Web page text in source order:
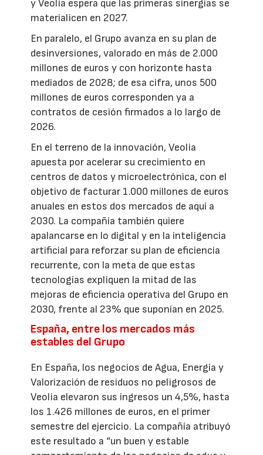
y Veolia espera que las primeras sinergias se
materialicen en 2027.
En paralelo, el Grupo avanza en su plan de
desinversiones, valorado en más de 2.000
millones de euros y con horizonte hasta
mediados de 2028; de esa cifra, unos 500
millones de euros corresponden ya a
contratos de cesión firmados a lo largo de
2026.
En el terreno de la innovación, Veolia
apuesta por acelerar su crecimiento en
centros de datos y microelectrónica, con el
objetivo de facturar 1.000 millones de euros
anuales en estos dos mercados de aquí a
2030. La compañía también quiere
apalancarse en lo digital y en la inteligencia
artificial para reforzar su plan de eficiencia
recurrente, con la meta de que estas
tecnologías expliquen la mitad de las
mejoras de eficiencia operativa del Grupo en
2030, frente al 23% que suponían en 2025.
España, entre los mercados más
estables del Grupo
En España, los negocios de Agua, Energía y
Valorización de residuos no peligrosos de
Veolia elevaron sus ingresos un 4,5%, hasta
los 1.426 millones de euros, en el primer
semestre del ejercicio. La compañía atribuyó
este resultado a “un buen y estable